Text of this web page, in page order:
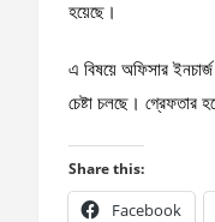
হয়েছে।
এ বিষয়ে অফিসার
চেষ্টা চলছে। গ্রেফতার
Share this:
Facebook